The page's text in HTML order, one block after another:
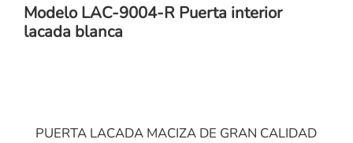
Modelo LAC-9004-R Puerta interior
lacada blanca
PUERTA LACADA MACIZA DE GRAN CALIDAD